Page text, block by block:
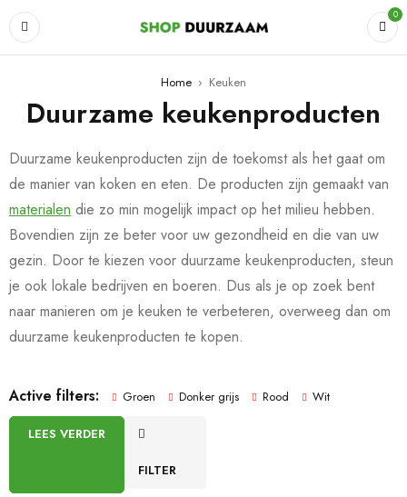
0
Home › Keuken
Duurzame keukenproducten
Duurzame keukenproducten zijn de toekomst als het gaat om
de manier van koken en eten. De producten zijn gemaakt van
materialen die zo min mogelijk impact op het milieu hebben.
Bovendien zijn ze beter voor uw gezondheid en die van uw
gezin. Door te kiezen voor duurzame keukenproducten, steun
je ook lokale bedrijven en boeren. Dus als je op zoek bent
naar manieren om je keuken te verbeteren, overweeg dan om
duurzame keukenproducten te kopen.
Active filters: Groen Donker grijs Rood Wit
FILTER
LEES VERDER